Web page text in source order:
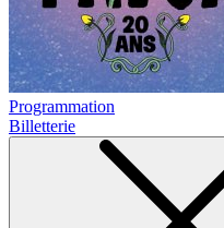
Programmation
Billetterie